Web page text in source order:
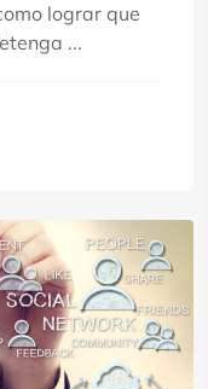
lograr que
...